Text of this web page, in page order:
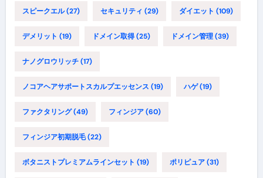
スピークエル(27) セキュリティ (29) ダイエット (109)
デメリット (19) ドメイン取得(25) ドメイン管理(39)
ナノグロウリッチ(17)
ノコアヘアサポートスカルプエッセンス (19) ハゲ(19)
ファクタリング(49) フィンジア(60)
フィンジア初期脱毛(22)
ボタニストプレミアムラインセット (19) ポリピュア(31)